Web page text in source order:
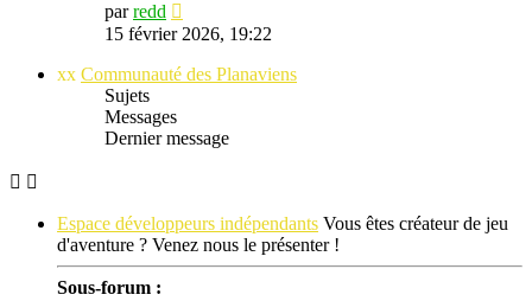
parredd
le
dernier
message
15 février 2026, 19:22
xx Communauté des Planaviens
Sujets
Messages
Dernier message
Espace développeurs indépendants Vous êtes créateur de jeu
d'aventure ? Venez nous le présenter !
Sous-forum :